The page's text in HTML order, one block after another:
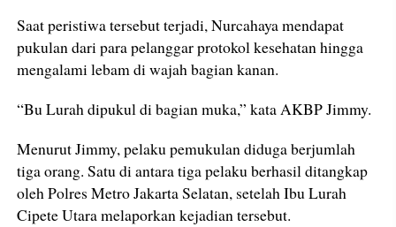
Saat peristiwa tersebut terjadi, Nurcahaya mendapat
pukulan dari para pelanggar protokol kesehatan hingga
mengalami lebam di wajah bagian kanan.
“Bu Lurah dipukul di bagian muka,” kata AKBP Jimmy.
Menurut Jimmy, pelaku pemukulan diduga berjumlah
tiga orang. Satu di antara tiga pelaku berhasil ditangkap
oleh Polres Metro Jakarta Selatan, setelah Ibu Lurah
Cipete Utara melaporkan kejadian tersebut.